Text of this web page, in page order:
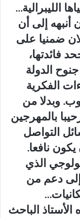
الليبرالية…
أنبهه إلى أن
ضمنيا على
فائدتها،
الدولة
الفكرية
وبدلا من
بالمهرجين
التواصل
نافعا.
الذي
دعم من
الباحث